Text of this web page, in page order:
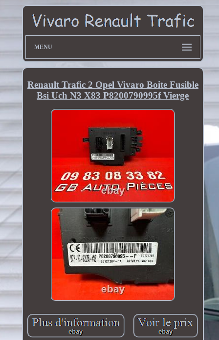
MENU
Renault Trafic 2 Opel Vivaro Boite Fusible
Bsi Uch N3 X83 P8200790995f Vierge